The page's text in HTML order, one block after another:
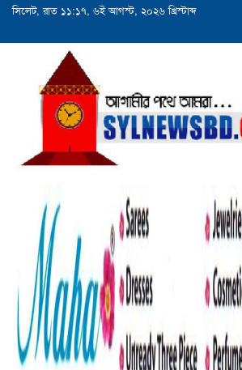
সিলেট, রাত ১১:১৭, ৬ই আগস্ট, ২০২৬ খ্রিস্টাব্দ